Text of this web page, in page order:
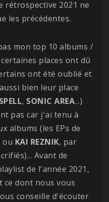
rétrospective 2021 ne
les précédentes.
mon top 10 albums /
places ont dû
ont été oublié et
bien leur place
, SONIC AREA...)
pas car j'ai tenu à
albums (les EPs de
ou KAI REZNIK, par
Avant de
de l'année 2021,
dont nous vous
conseille d'écouter